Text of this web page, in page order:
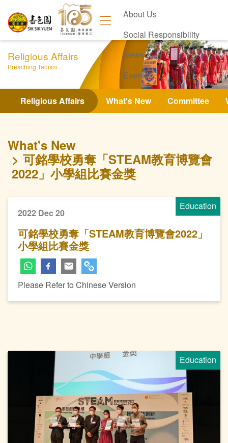
About Us
Social Responsibility
News
Events
Contact Us
Religious Affairs
Preaching Taoism
Religious Affairs What's New Committee
What's New
可銘學校勇奪「STEAM教育博覽會
2022」小學組比賽金獎
Education
2022 Dec 20
可銘學校勇奪「STEAM教育博覽會2022」
小學組比賽金獎
Please Refer to Chinese Version
Education